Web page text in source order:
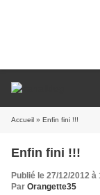
Accueil » Enfin fini !!!
Enfin fini !!!
Publié le 27/12/2012 à
Par Orangette35